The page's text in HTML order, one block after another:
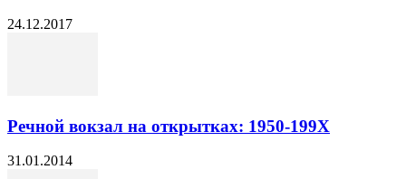
24.12.2017
Речной вокзал на открытках: 1950-199Х
31.01.2014